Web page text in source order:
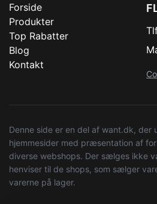
Forside
Produkter
Top Rabatter
Blog
Kontakt
Denne side er en del af want.dk,
hjemmesider med præsentation af
diverse webshops. Der sælges ikke
henviser til de shops, som sælger
varerne på lager.